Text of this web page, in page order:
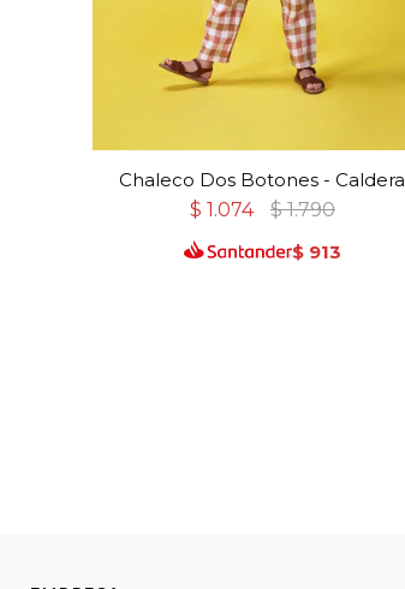
Chaleco Dos Botones - Caldera
$ 1.074 $ 1.790
$ 913